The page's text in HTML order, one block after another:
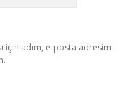
için adım, e-posta adresim